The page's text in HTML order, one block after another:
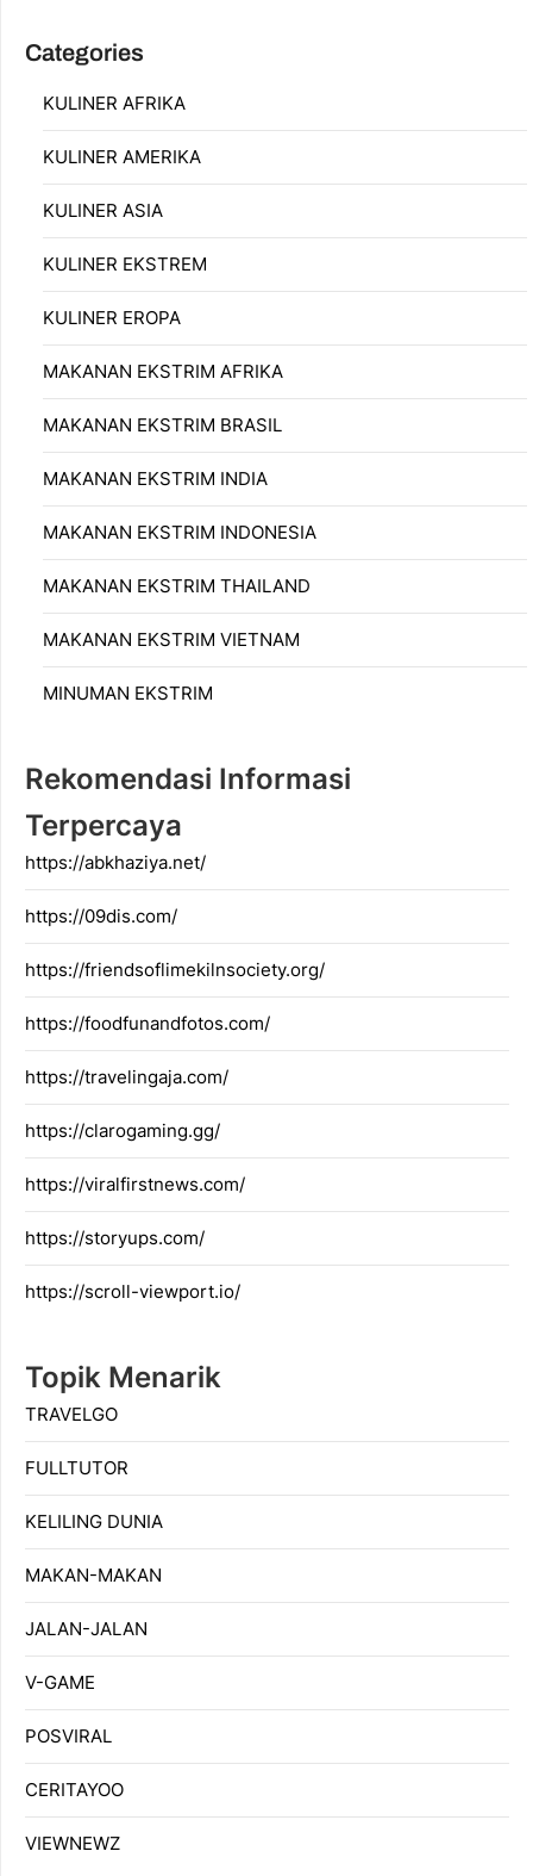
Categories
KULINER AFRIKA
KULINER AMERIKA
KULINER ASIA
KULINER EKSTREM
KULINER EROPA
MAKANAN EKSTRIM AFRIKA
MAKANAN EKSTRIM BRASIL
MAKANAN EKSTRIM INDIA
MAKANAN EKSTRIM INDONESIA
MAKANAN EKSTRIM THAILAND
MAKANAN EKSTRIM VIETNAM
MINUMAN EKSTRIM
Rekomendasi Informasi
Terpercaya
https://abkhaziya.net/
https://09dis.com/
https://friendsoflimekilnsociety.org/
https://foodfunandfotos.com/
https://travelingaja.com/
https://clarogaming.gg/
https://viralfirstnews.com/
https://storyups.com/
https://scroll-viewport.io/
Topik Menarik
TRAVELGO
FULLTUTOR
KELILING DUNIA
MAKAN-MAKAN
JALAN-JALAN
V-GAME
POSVIRAL
CERITAYOO
VIEWNEWZ